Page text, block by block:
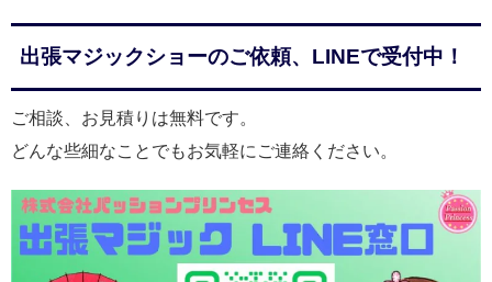
出張マジックショーのご依頼、LINEで受付中！
ご相談、お見積りは無料です。
どんな些細なことでもお気軽にご連絡ください。